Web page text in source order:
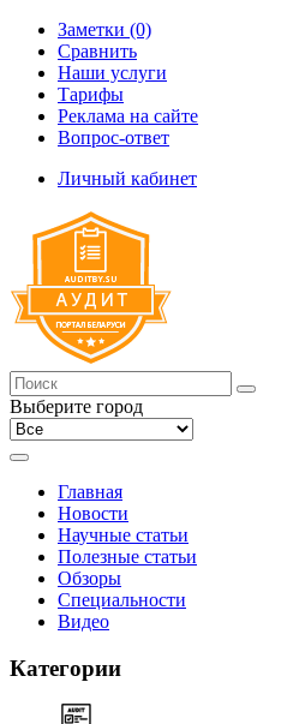
Заметки (0)
Сравнить
Наши услуги
Тарифы
Реклама на сайте
Вопрос-ответ
Личный кабинет
Выберите город
Главная
Новости
Научные статьи
Полезные статьи
Обзоры
Специальности
Видео
Категории